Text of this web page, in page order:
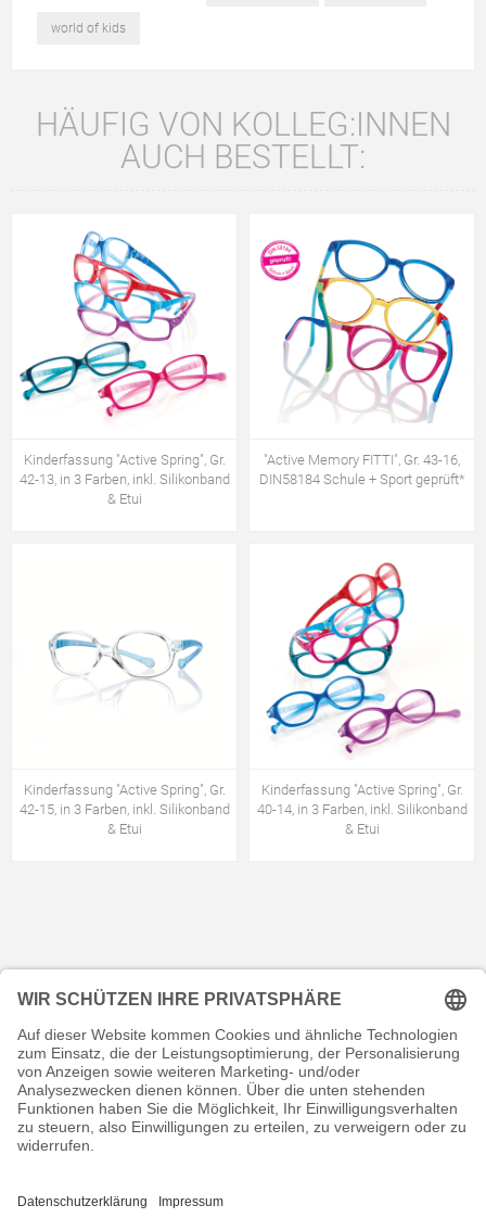
world of kids
HÄUFIG VON KOLLEG:INNEN
AUCH BESTELLT:
Kinderfassung "Active Spring", Gr.
42-13, in 3 Farben, inkl. Silikonband
& Etui
"Active Memory FITTI", Gr. 43-16,
DIN58184 Schule + Sport geprüft*
Kinderfassung "Active Spring", Gr.
42-15, in 3 Farben, inkl. Silikonband
& Etui
Kinderfassung "Active Spring", Gr.
40-14, in 3 Farben, inkl. Silikonband
& Etui
KONTAKT
RECHTLICHES